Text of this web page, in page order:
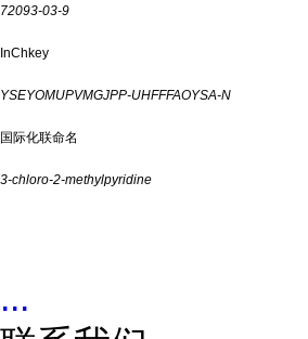
72093-03-9
InChkey
YSEYOMUPVMGJPP-UHFFFAOYSA-N
国际化联命名
3-chloro-2-methylpyridine
...